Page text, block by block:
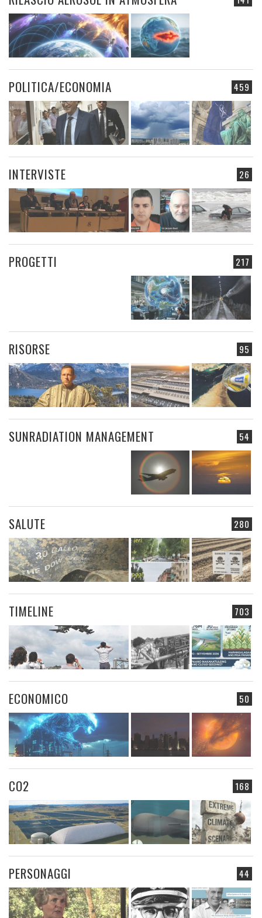
459
POLITICA/ECONOMIA
26
INTERVISTE
217
PROGETTI
95
RISORSE
54
SUNRADIATION MANAGEMENT
280
SALUTE
703
TIMELINE
50
ECONOMICO
168
CO2
44
PERSONAGGI